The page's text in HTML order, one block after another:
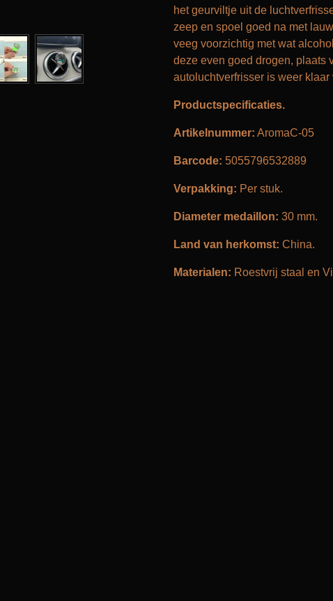
het geurviltje uit de
zeep en spoel goed na met
veeg voorzichtig met wat
deze even goed drogen, plaats
autoluchtverfrisser is weer klaar
Productspecificaties.
Artikelnummer: AromaC-05
Barcode: 5055796532889
Verpakking: Per stuk.
Diameter medaillon: 30 mm.
Land van herkomst: China.
Materialen: Roestvrij staal en